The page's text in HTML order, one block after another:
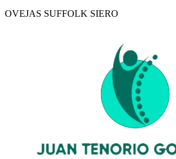
OVEJAS SUFFOLK SIERO